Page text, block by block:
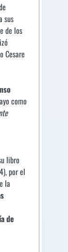
sus
de los
Cesare
como
libro
por el
la
de